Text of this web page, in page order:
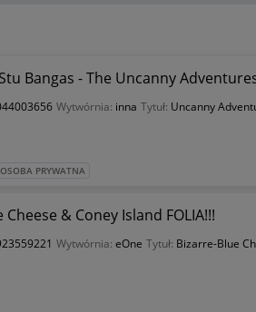
Bangas - The Uncanny
Wytwórnia: inna Tytuł: Uncanny
PRYWATNA
Cheese & Coney Island FOLIA!!!
Wytwórnia: eOne Tytuł: Bizarre-Blue